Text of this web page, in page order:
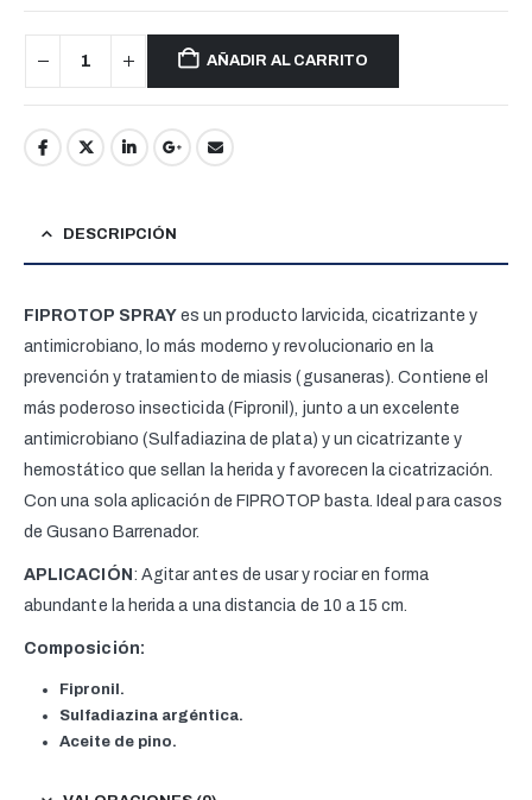
AÑADIR AL CARRITO
DESCRIPCIÓN
FIPROTOP SPRAYes un producto larvicida, cicatrizante y
antimicrobiano, lo más moderno y revolucionario en la
prevención y tratamiento de miasis (gusaneras). Contiene el
más poderoso insecticida (Fipronil), junto a un excelente
antimicrobiano (Sulfadiazina de plata) y un cicatrizante y
hemostático que sellan la herida y favorecen la cicatrización.
Con una sola aplicación de FIPROTOP basta. Ideal para casos
de Gusano Barrenador.
APLICACIÓN : Agitar antes de usar y rociar en forma
abundante la herida a una distancia de 10 a 15 cm.
Composición:
Fipronil.
Sulfadiazina argéntica.
Aceite de pino.